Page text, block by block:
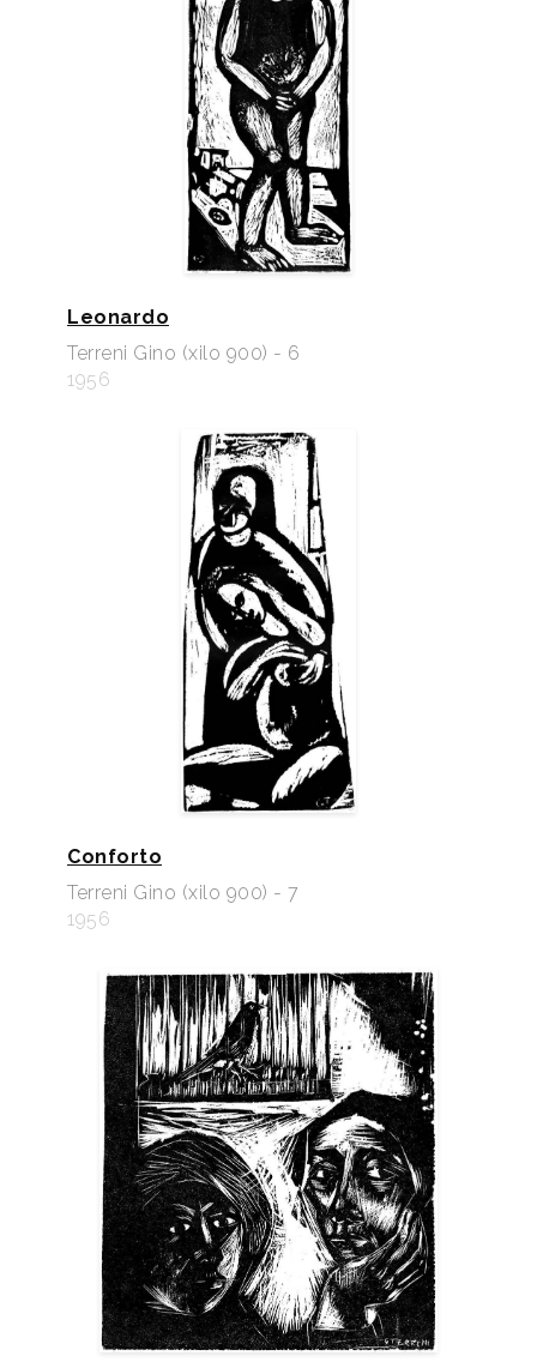
Leonardo
Terreni Gino (xilo 900) - 6
1956
Conforto
Terreni Gino (xilo 900) - 7
1956